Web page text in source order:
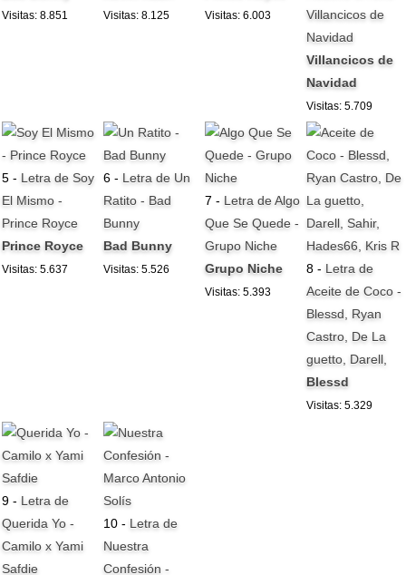
Visitas: 8.851 Visitas: 8.125 Visitas: 6.003
Villancicos de
Navidad
Villancicos de
Navidad
Visitas: 5.709
5 - Letra de Soy
El Mismo -
Prince Royce
Prince Royce
Visitas: 5.637
6 - Letra de Un
Ratito - Bad
Bunny
Bad Bunny
Visitas: 5.526
7 - Letra de Algo
Que Se Quede -
Grupo Niche
Grupo Niche
Visitas: 5.393
8 - Letra de
Aceite de Coco -
Blessd, Ryan
Castro, De La
guetto, Darell,
Blessd
Visitas: 5.329
9 - Letra de
Querida Yo -
Camilo x Yami
Safdie
10 - Letra de
Nuestra
Confesión -